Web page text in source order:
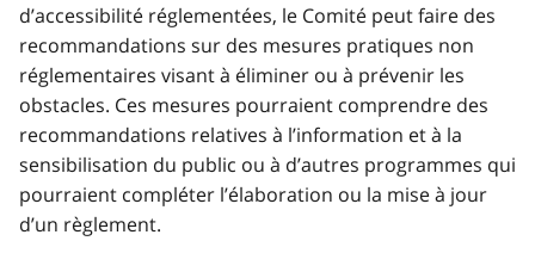
d’accessibilité réglementées, le Comité peut faire des
recommandations sur des mesures pratiques non
réglementaires visant à éliminer ou à prévenir les
obstacles. Ces mesures pourraient comprendre des
recommandations relatives à l’information et à la
sensibilisation du public ou à d’autres programmes qui
pourraient compléter l’élaboration ou la mise à jour
d’un règlement.